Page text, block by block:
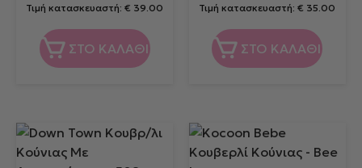
Τιμή κατασκευαστή:€ 39.00
ΣΤΟ ΚΑΛΑΘΙ
Τιμή κατασκευαστή:€ 35.00
ΣΤΟ ΚΑΛΑΘΙ